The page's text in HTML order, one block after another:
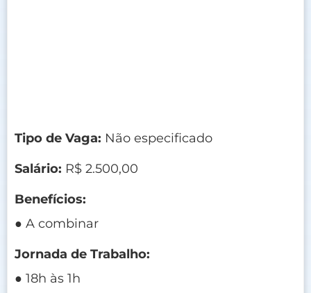
Tipo de Vaga: Não especificado
Salário: R$ 2.500,00
Benefícios:
● A combinar
Jornada de Trabalho:
● 18h às 1h